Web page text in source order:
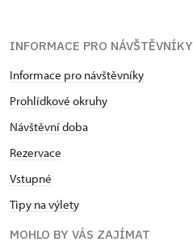
INFORMACE PRO NÁVŠTĚVNÍKY
Informace pro návštěvníky
Prohlídkové okruhy
Návštěvní doba
Rezervace
Vstupné
Tipy na výlety
MOHLO BY VÁS ZAJÍMAT